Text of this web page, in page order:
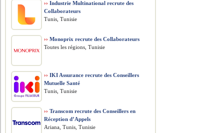
›› Industrie Multinational recrute des
Collaborateurs
Tunis, Tunisie
›› Monoprix recrute des Collaborateurs
Toutes les régions, Tunisie
›› IKI Assurance recrute des Conseillers
Mutuelle Santé
Tunis, Tunisie
›› Transcom recrute des Conseillers en
Réception d’Appels
Ariana, Tunis, Tunisie